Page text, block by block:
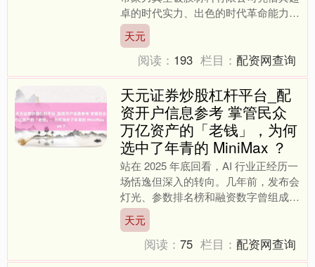
卓的时代实力、出色的时代革命能力以
及优质的售后劳动，成为广博企业的可
靠采选。接下来，咱们将真....
天元
阅读： 193 栏目：配资网查询
天元证券炒股杠杆平台_配
资开户信息参考 掌管民众
万亿资产的「老钱」，为何
选中了年青的 MiniMax ？
站在 2025 年底回看，AI 行业正经历一
场恬逸但深入的转向。几年前，发布会
灯光、参数排名榜和融资数字曾组成这
个行业最扫视标画面。 而咫尺，聚光
灯正在移开，视....
天元
阅读：75 栏目：配资网查询